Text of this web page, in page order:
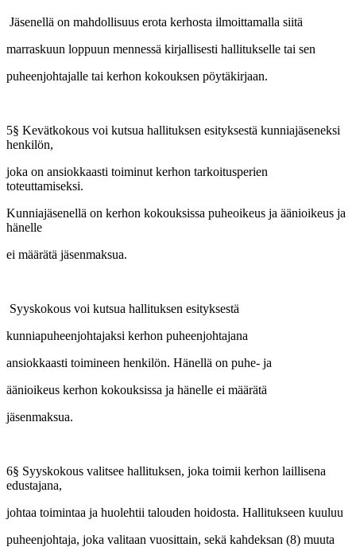
Jäsenellä on mahdollisuus erota kerhosta ilmoittamalla siitä
marraskuun loppuun mennessä kirjallisesti hallitukselle tai sen
puheenjohtajalle tai kerhon kokouksen pöytäkirjaan.
5§ Kevätkokous voi kutsua hallituksen esityksestä kunniajäseneksi
henkilön,
joka on ansiokkaasti toiminut kerhon tarkoitusperien
toteuttamiseksi.
Kunniajäsenellä on kerhon kokouksissa puheoikeus ja äänioikeus ja
hänelle
ei määrätä jäsenmaksua.
Syyskokous voi kutsua hallituksen esityksestä
kunniapuheenjohtajaksi kerhon puheenjohtajana
ansiokkaasti toimineen henkilön. Hänellä on puhe- ja
äänioikeus kerhon kokouksissa ja hänelle ei määrätä
jäsenmaksua.
6§ Syyskokous valitsee hallituksen, joka toimii kerhon laillisena
edustajana,
johtaa toimintaa ja huolehtii talouden hoidosta. Hallitukseen kuuluu
puheenjohtaja, joka valitaan vuosittain, sekä kahdeksan (8) muuta